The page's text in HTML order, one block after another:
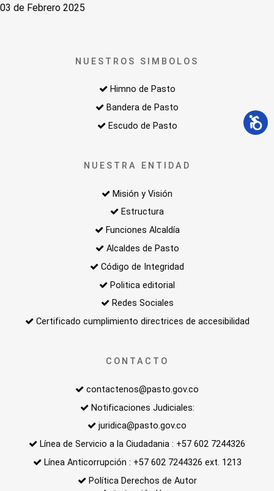
03 de Febrero 2025
NUESTROS SIMBOLOS
Himno de Pasto
Bandera de Pasto
Escudo de Pasto
NUESTRA ENTIDAD
Misión y Visión
Estructura
Funciones Alcaldía
Alcaldes de Pasto
Código de Integridad
Politica editorial
Redes Sociales
Certificado cumplimiento directrices de accesibilidad
CONTACTO
contactenos@pasto.gov.co
Notificaciones Judiciales:
juridica@pasto.gov.co
Línea de Servicio a la Ciudadania : +57 602 7244326
Línea Anticorrupción : +57 602 7244326 ext. 1213
Política Derechos de Autor